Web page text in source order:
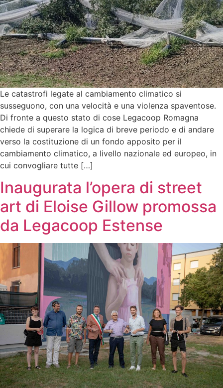
Le catastrofi legate al cambiamento climatico si
susseguono, con una velocità e una violenza spaventose.
Di fronte a questo stato di cose Legacoop Romagna
chiede di superare la logica di breve periodo e di andare
verso la costituzione di un fondo apposito per il
cambiamento climatico, a livello nazionale ed europeo, in
cui convogliare tutte […]
Inaugurata l’opera di street
art di Eloise Gillow promossa
da Legacoop Estense